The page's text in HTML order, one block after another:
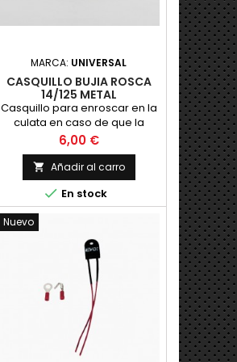
MARCA: UNIVERSAL
CASQUILLO BUJIA ROSCA
14/125 METAL
Casquillo para enroscar en la
culata en caso de que la
rosca de la bujia se haya
pasado de rosca, fabricado
en Laton.
Precio
6,00 €
 Añadir al carro
 En stock
Nuevo